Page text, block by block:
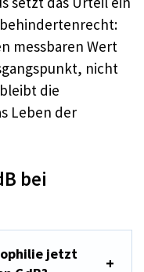
messbaren Wert
nicht
die
Leben der
bei
jetzt